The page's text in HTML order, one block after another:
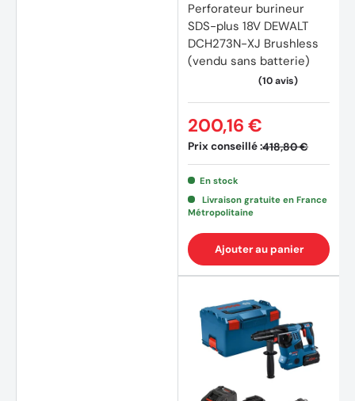
(2
Perforateur burineur
SDS-plus 18V DEWALT
DCH273N-XJ Brushless
(vendu sans batterie)
Prix conseillé :418,80 €
200,16 €
En stock
Livraison gratuite en France
Métropolitaine
Ajouter au panier